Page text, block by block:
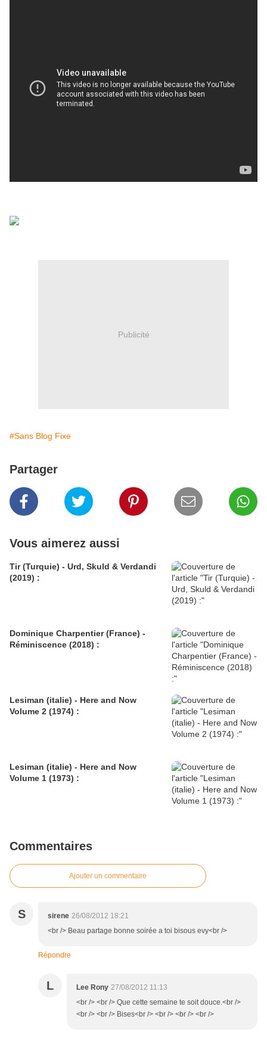
Publicité
#Sans Blog Fixe
Partager
Vous aimerez aussi
Tir (Turquie) - Urd, Skuld & Verdandi
(2019) :
Dominique Charpentier (France) -
Réminiscence (2018) :
Lesiman (italie) - Here and Now
Volume 2 (1974) :
Lesiman (italie) - Here and Now
Volume 1 (1973) :
Commentaires
Ajouter un commentaire
S sirene 26/08/2012 18:21
<br /> Beau partage bonne soirée a toi bisous evy<br />
Répondre
L Lee Rony 27/08/2012 11:13
<br /> <br /> Que cette semaine te soit douce.<br />
<br /> <br /> Bises<br /> <br /> <br /> <br />